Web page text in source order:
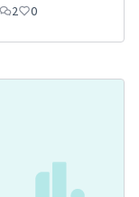
2 0